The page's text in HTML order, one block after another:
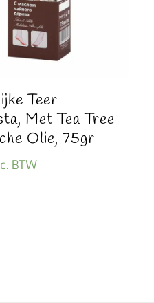
Teer
Met Tea Tree
Olie, 75gr
BTW